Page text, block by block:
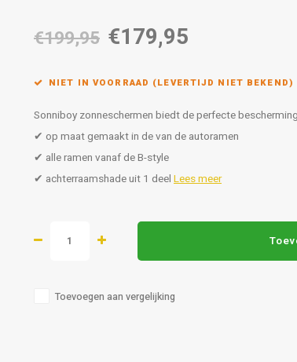
€199,95 €179,95
NIET IN VOORRAAD (LEVERTIJD NIET BEKEND)
Sonniboy zonneschermen biedt de perfecte
✔ op maat gemaakt in de van de autoramen
✔ alle ramen vanaf de B-style
✔ achterraamshade uit 1 deel Lees meer
Toevoegen aan vergelijking